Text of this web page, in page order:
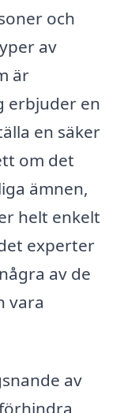
och
av
är
erbjuder en
en säker
om det
ämnen,
helt enkelt
experter
av de
vara
av